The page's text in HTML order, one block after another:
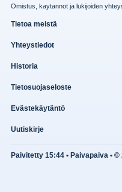
Omistus, kaytannot ja lukijoiden
Tietoa meistä
Yhteystiedot
Historia
Tietosuojaseloste
Evästekäytäntö
Uutiskirje
Paivitetty 15:44 • Paivapaiva •